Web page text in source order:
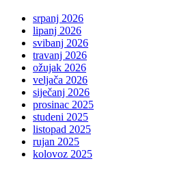
srpanj 2026
lipanj 2026
svibanj 2026
travanj 2026
ožujak 2026
veljača 2026
siječanj 2026
prosinac 2025
studeni 2025
listopad 2025
rujan 2025
kolovoz 2025